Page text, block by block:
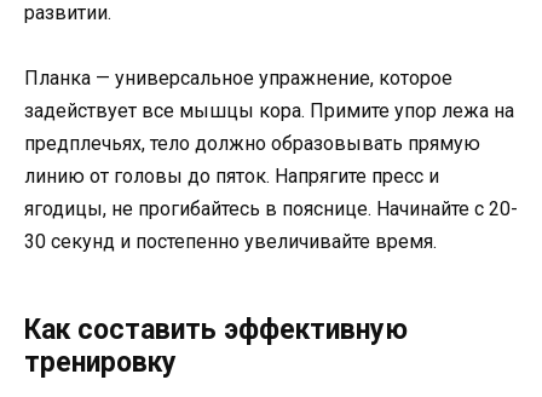
развитии.
Планка — универсальное упражнение, которое
задействует все мышцы кора. Примите упор лежа на
предплечьях, тело должно образовывать прямую
линию от головы до пяток. Напрягите пресс и
ягодицы, не прогибайтесь в пояснице. Начинайте с 20-
30 секунд и постепенно увеличивайте время.
Как составить эффективную
тренировку